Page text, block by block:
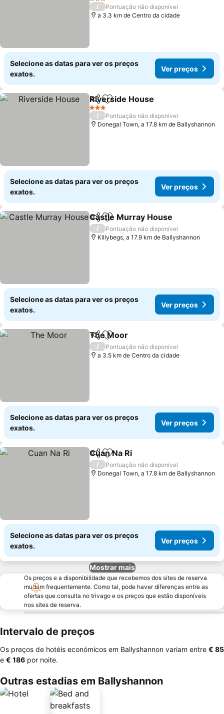
3 Estrelas
/
Pontuação não disponível
a 3.3 km de Centro da cidade
Selecione as datas para ver os preços
exatos.
Ver preços
PartilharAdicionar aos favoritos
Riverside House
3 Estrelas
/
Pontuação não disponível
Donegal Town, a 17.8 km de Ballyshannon
Selecione as datas para ver os preços
exatos.
Ver preços
PartilharAdicionar aos favoritos
Castle Murray House
/
Pontuação não disponível
Killybegs, a 17.9 km de Ballyshannon
Selecione as datas para ver os preços
exatos.
Ver preços
PartilharAdicionar aos favoritos
The Moor
/
Pontuação não disponível
a 3.5 km de Centro da cidade
Selecione as datas para ver os preços
exatos.
Ver preços
PartilharAdicionar aos favoritos
Cuan Na Ri
/
Pontuação não disponível
Donegal Town, a 17.8 km de Ballyshannon
Selecione as datas para ver os preços
exatos.
Ver preços
Mostrar mais
Os preços e a disponibilidade que recebemos dos sites de reserva
mudam frequentemente. Como tal, pode haver diferenças entre as
ofertas que consulta no trivago e os preços que estão disponíveis
nos sites de reserva.
Intervalo de preços
Os preços de hotéis económicos em Ballyshannon variam entre ‎€ 85
e ‎€ 186 por noite.
Outras estadias em Ballyshannon